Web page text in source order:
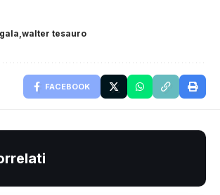
walter tesauro
FACEBOOK